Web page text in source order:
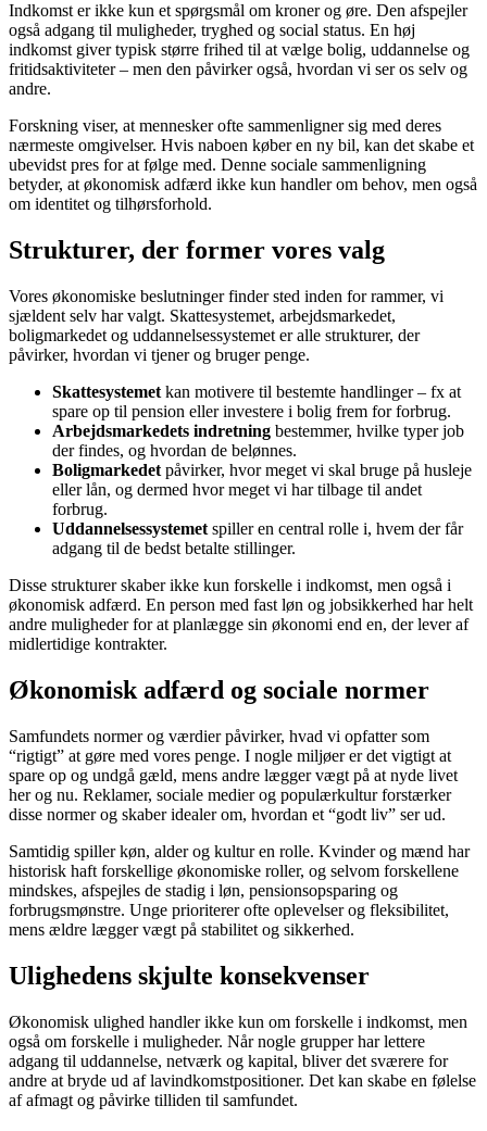
Indkomst er ikke kun et spørgsmål om kroner og øre. Den afspejler
også adgang til muligheder, tryghed og social status. En høj
indkomst giver typisk større frihed til at vælge bolig, uddannelse og
fritidsaktiviteter – men den påvirker også, hvordan vi ser os selv og
andre.
Forskning viser, at mennesker ofte sammenligner sig med deres
nærmeste omgivelser. Hvis naboen køber en ny bil, kan det skabe et
ubevidst pres for at følge med. Denne sociale sammenligning
betyder, at økonomisk adfærd ikke kun handler om behov, men også
om identitet og tilhørsforhold.
Strukturer, der former vores valg
Vores økonomiske beslutninger finder sted inden for rammer, vi
sjældent selv har valgt. Skattesystemet, arbejdsmarkedet,
boligmarkedet og uddannelsessystemet er alle strukturer, der
påvirker, hvordan vi tjener og bruger penge.
Skattesystemet kan motivere til bestemte handlinger – fx at
spare op til pension eller investere i bolig frem for forbrug.
Arbejdsmarkedets indretning bestemmer, hvilke typer job
der findes, og hvordan de belønnes.
Boligmarkedet påvirker, hvor meget vi skal bruge på husleje
eller lån, og dermed hvor meget vi har tilbage til andet
forbrug.
Uddannelsessystemet spiller en central rolle i, hvem der får
adgang til de bedst betalte stillinger.
Disse strukturer skaber ikke kun forskelle i indkomst, men også i
økonomisk adfærd. En person med fast løn og jobsikkerhed har helt
andre muligheder for at planlægge sin økonomi end en, der lever af
midlertidige kontrakter.
Økonomisk adfærd og sociale normer
Samfundets normer og værdier påvirker, hvad vi opfatter som
“rigtigt” at gøre med vores penge. I nogle miljøer er det vigtigt at
spare op og undgå gæld, mens andre lægger vægt på at nyde livet
her og nu. Reklamer, sociale medier og populærkultur forstærker
disse normer og skaber idealer om, hvordan et “godt liv” ser ud.
Samtidig spiller køn, alder og kultur en rolle. Kvinder og mænd har
historisk haft forskellige økonomiske roller, og selvom forskellene
mindskes, afspejles de stadig i løn, pensionsopsparing og
forbrugsmønstre. Unge prioriterer ofte oplevelser og fleksibilitet,
mens ældre lægger vægt på stabilitet og sikkerhed.
Ulighedens skjulte konsekvenser
Økonomisk ulighed handler ikke kun om forskelle i indkomst, men
også om forskelle i muligheder. Når nogle grupper har lettere
adgang til uddannelse, netværk og kapital, bliver det sværere for
andre at bryde ud af lavindkomstpositioner. Det kan skabe en følelse
af afmagt og påvirke tilliden til samfundet.